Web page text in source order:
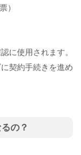
）
に使用されます。
契約手続きを進め
の？